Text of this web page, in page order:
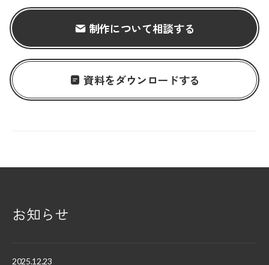
制作について相談する
資料をダウンロードする
お知らせ
2025.12.23